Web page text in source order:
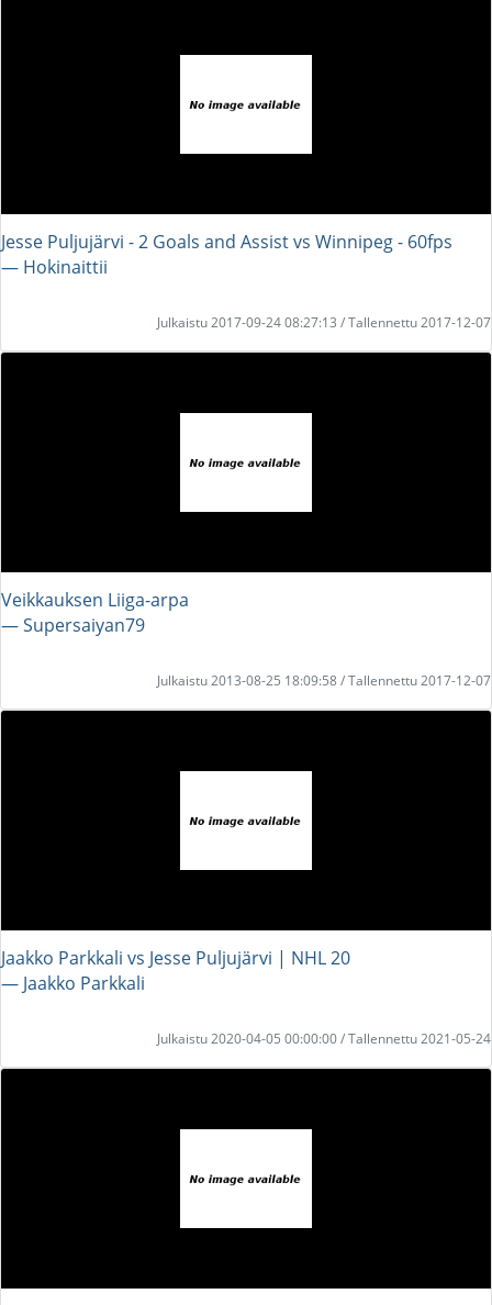
Jesse Puljujärvi - 2 Goals and Assist vs Winnipeg - 60fps
― Hokinaittii
Julkaistu 2017-09-24 08:27:13 / Tallennettu 2017-12-07
Veikkauksen Liiga-arpa
― Supersaiyan79
Julkaistu 2013-08-25 18:09:58 / Tallennettu 2017-12-07
Jaakko Parkkali vs Jesse Puljujärvi | NHL 20
― Jaakko Parkkali
Julkaistu 2020-04-05 00:00:00 / Tallennettu 2021-05-24